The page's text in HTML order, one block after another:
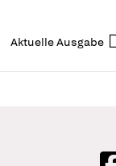
Aktuelle Ausgabe
login